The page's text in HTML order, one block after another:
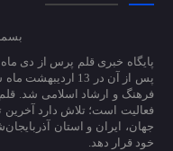
فعالیت است؛ تلاش دارد آخرین
جهان، ایران و استان
خود قرار دهد.